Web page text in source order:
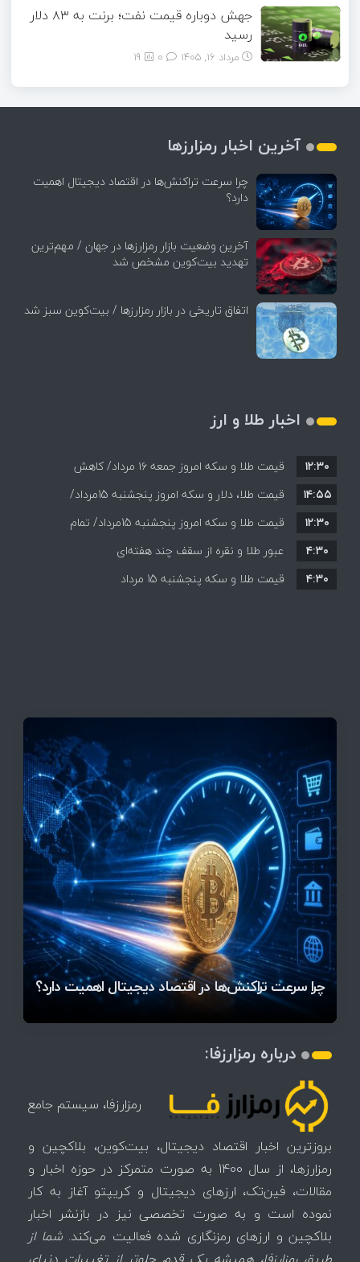
جهش دوباره قیمت نفت؛ برنت به ۸۳ دلار
رسید
مرداد ۱۶, ۱۴۰۵ 19
آخرین اخبار رمزارزها
چرا سرعت تراکنش‌ها در اقتصاد دیجیتال اهمیت
دارد؟
آخرین وضعیت بازار رمزارزها در جهان / مهم‌ترین
تهدید بیت‌کوین مشخص شد
اتفاق تاریخی در بازار رمزارزها / بیت‌کوین سبز شد
اخبار طلا و ارز
قیمت طلا و سکه امروز جمعه ۱۶ مرداد/ کاهش
قیمت ها+ جدول و جزییات
۱۲:۳۰
قیمت طلا، دلار و سکه امروز پنجشنبه 15مرداد/
افزایش قیمت ها + جدول
۱۴:۵۵
قیمت طلا و سکه امروز پنجشنبه 15مرداد/ تمام
قیمت ها بر مدار افزایش + جدول
۱۲:۳۰
عبور طلا و نقره از سقف چند هفته‌ای
۴:۳۰
قیمت طلا و سکه پنجشنبه 15 مرداد
۴:۳۰
چرا سرعت تراکنش‌ها در اقتصاد دیجیتال اهمیت دارد؟
آخرین وضعیت بازار رمزارزها در جهان / مهم‌ترین
تهدید بیت‌کوین مشخص شد
اتفاق تاریخی در بازار رمزارزها / بیت‌کوین سبز شد
قیمت تتر، بیت‌کوین و اتریوم امروز دوشنبه ۵ مرداد
۱۴۰۵ | بیت‌کوین این مرز را از دست بدهد، همه‌چیز
تغییر می‌کند
رقابت پنهان دولت‌ها بر سر بیت‌کوین/ ۱۰ کشور برتر
کدامند؟
اتفاق مهم در بازار رمزارزها / بیت‌کوین وارد فاز تازه شد
تازه‌ترین رسوایی ارز دیجیتال؛ شکایت میلیاردی روی
میز / ۶۲۲ بیت‌کوین کجا رفت؟
بحران بدهی شرکت‌ها و خطر فروش اجباری میلیاردها
دلار بیت‌کوین
درباره رمزارزفا:
رمزارزفا، سیستم جامع
بروزترین اخبار اقتصاد دیجیتال، بیت‌کوین، بلاکچین و
رمزارزها، از سال 1400 به صورت متمرکز در حوزه اخبار و
مقالات، فین‌تک، ارزهای‌ دیجیتال و کریپتو آغاز به کار
نموده است و به صورت تخصصی نیز در بازنشر اخبار
بلاکچین و ارزهای رمزنگاری شده فعالیت می‌کند.شما از